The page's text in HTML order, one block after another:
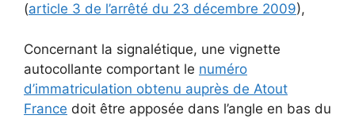
(article 3 de l’arrêté du 23 décembre 2009),
Concernant la signalétique, une vignette
autocollante comportant le numéro
d’immatriculation obtenu auprès de Atout
France doit être apposée dans l’angle en bas du